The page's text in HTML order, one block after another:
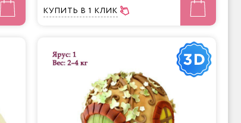
КУПИТЬ В 1 КЛИК